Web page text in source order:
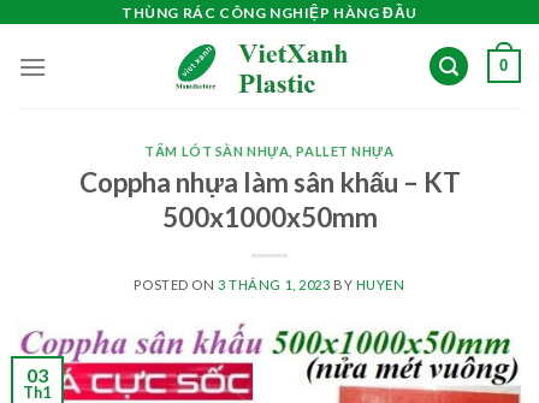
content
THÙNG RÁC CÔNG NGHIỆP HÀNG ĐẦU
0
TẤM LÓT SÀN NHỰA ,PALLET NHỰA
Coppha nhựa làm sân khấu – KT
500x1000x50mm
POSTED ON3 THÁNG 1, 2023 BY HUYEN
03
Th1